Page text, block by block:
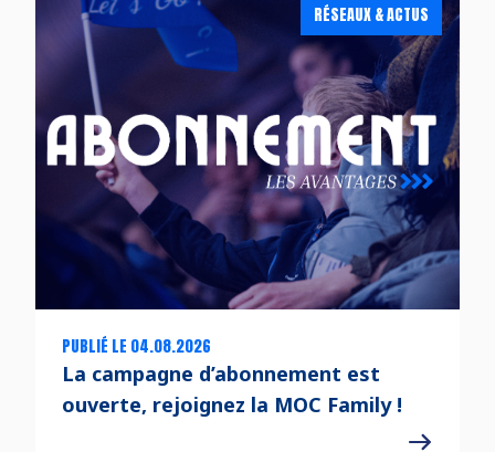
RÉSEAUX & ACTUS
PUBLIÉ LE 04.08.2026
La campagne d’abonnement est
ouverte, rejoignez la MOC Family !